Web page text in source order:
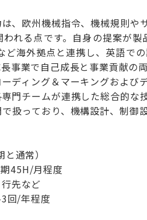
、欧州機械指令、機械規則や
れる点です。自身の提案が
ど海外拠点と連携し、英語で
事業で自己成長と事業貢献の
ディング＆マーキングおよび
門チームが連携した総合的
扱っており、機構設計、制御
通常）
45H/月程度
先など
回/年程度